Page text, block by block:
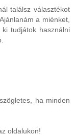
találsz választékot
a miénket,
tudjátok használni
ha minden
oldalukon!